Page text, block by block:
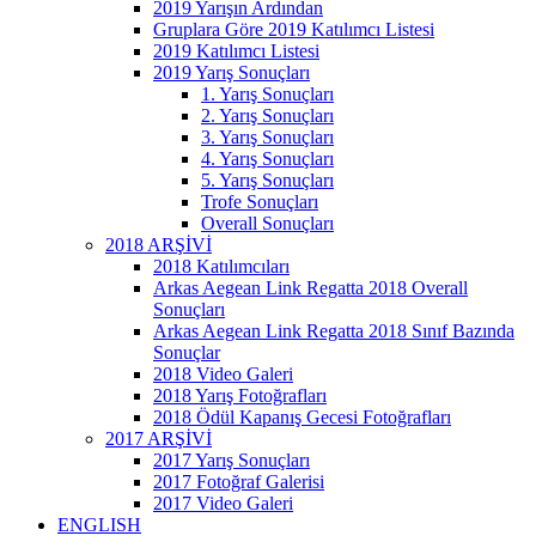
2019 Yarışın Ardından
Gruplara Göre 2019 Katılımcı Listesi
2019 Katılımcı Listesi
2019 Yarış Sonuçları
1. Yarış Sonuçları
2. Yarış Sonuçları
3. Yarış Sonuçları
4. Yarış Sonuçları
5. Yarış Sonuçları
Trofe Sonuçları
Overall Sonuçları
2018 ARŞİVİ
2018 Katılımcıları
Arkas Aegean Link Regatta 2018 Overall
Sonuçları
Arkas Aegean Link Regatta 2018 Sınıf Bazında
Sonuçlar
2018 Video Galeri
2018 Yarış Fotoğrafları
2018 Ödül Kapanış Gecesi Fotoğrafları
2017 ARŞİVİ
2017 Yarış Sonuçları
2017 Fotoğraf Galerisi
2017 Video Galeri
ENGLISH